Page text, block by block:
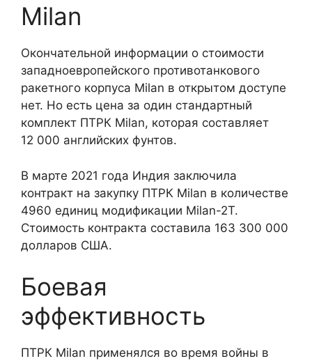
Milan
Окончательной информации о стоимости
западноевропейского противотанкового
ракетного корпуса Milan в открытом доступе
нет. Но есть цена за один стандартный
комплект ПТРК Milan, которая составляет
12 000 английских фунтов.
В марте 2021 года Индия заключила
контракт на закупку ПТРК Milan в количестве
4960 единиц модификации Milan-2Т.
Стоимость контракта составила 163 300 000
долларов США.
Боевая
эффективность
ПТРК Milan применялся во время войны в